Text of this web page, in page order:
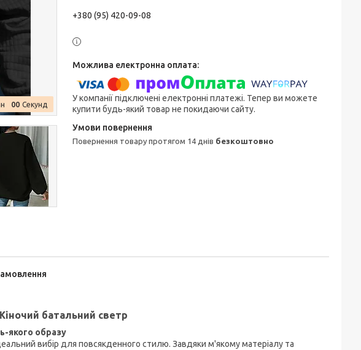
+380 (95) 420-09-08
У компанії підключені електронні платежі. Тепер ви можете
купити будь-який товар не покидаючи сайту.
повернення товару протягом 14 днів безкоштовно
00 Секунд
батальний светр
якого образу
вибір для повсякденного стилю. Завдяки м'якому матеріалу та